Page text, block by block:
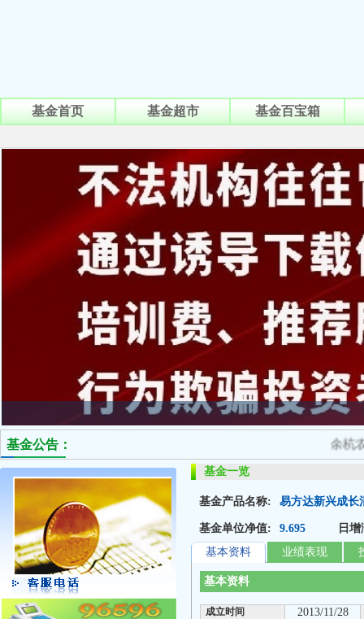
基金首页 基金超市 基金百宝箱
基金公告： 余杭农
基金一览
基金产品名称: 易方达新兴成长
基金单位净值: 9.695
日
基本资料
业绩表现
基本资料
成立时间 2013/11/28